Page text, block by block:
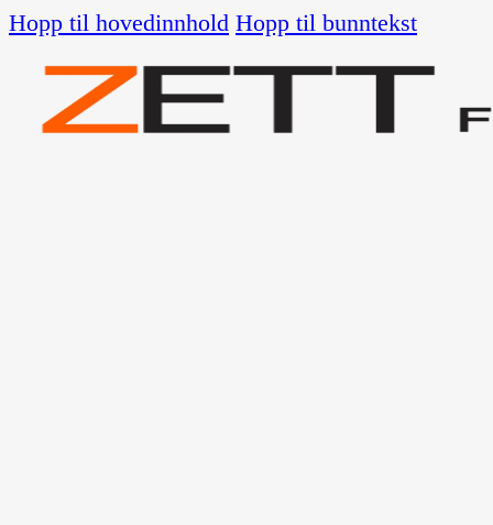
Hopp til hovedinnhold Hopp til bunntekst